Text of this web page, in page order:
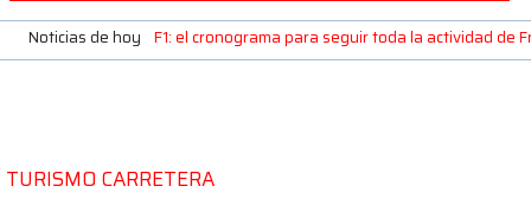
Noticias de hoy F1: el cronograma para seguir toda la actividad de
TURISMO CARRETERA